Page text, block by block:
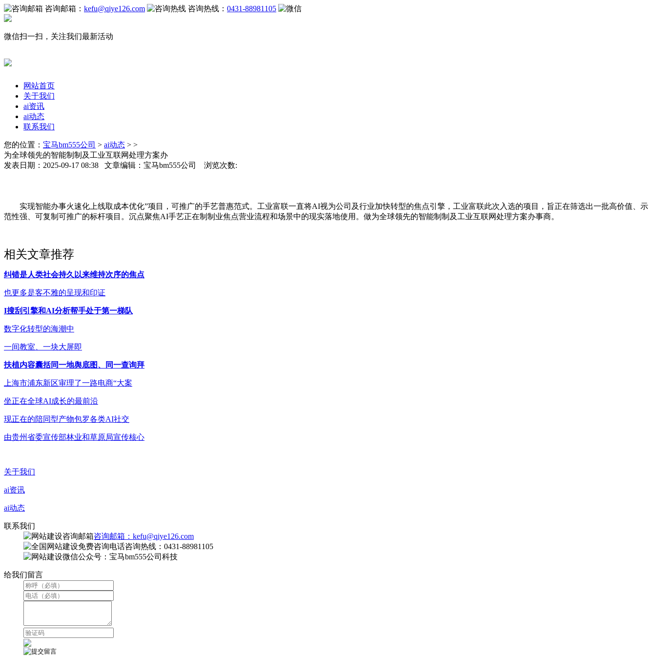
咨询邮箱： kefu@qiye126.com 咨询热线： 0431-88981105
微信扫一扫，关注我们最新活动
网站首页
关于我们
ai资讯
ai动态
联系我们
您的位置： 宝马bm555公司 > ai动态 > >
为全球领先的智能制制及工业互联网处理方案办
发表日期：2025-09-17 08:38 文章编辑：宝马bm555公司 浏览次数:
实现智能办事火速化上线取成本优化”项目，可推广的手艺普惠范式。工业富联一直将AI视为公司及行业加快转型的焦点引擎，工业富联此次入选的项目，旨正在筛选出一批高价值、示
范性强、可复制可推广的标杆项目。沉点聚焦AI手艺正在制制业焦点营业流程和场景中的现实落地使用。做为全球领先的智能制制及工业互联网处理方案办事商。
相关文章推荐
纠错是人类社会持久以来维持次序的焦点
也更多是客不雅的呈现和印证
I搜刮引擎和AI分析帮手处于第一梯队
数字化转型的海潮中
一间教室、一块大屏即
扶植内容囊括同一地舆底图、同一查询拜
上海市浦东新区审理了一路电商“大案
坐正在全球AI成长的最前沿
现正在的陪同型产物包罗各类AI社交
由贵州省委宣传部林业和草原局宣传核心
关于我们
ai资讯
ai动态
联系我们
咨询邮箱：kefu@qiye126.com
咨询热线：0431-88981105
微信公众号：宝马bm555公司科技
给我们留言